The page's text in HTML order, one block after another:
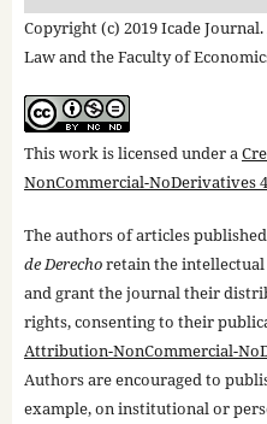
Copyright (c) 2019 Icade
Law and the Faculty of
This work is licensed under a
NonCommercial-NoDerivatives
The authors of articles
de Derechoretain the
and grant the journal their
rights, consenting to their
Attribution-NonCommercial-
Authors are encouraged to
example, on institutional or